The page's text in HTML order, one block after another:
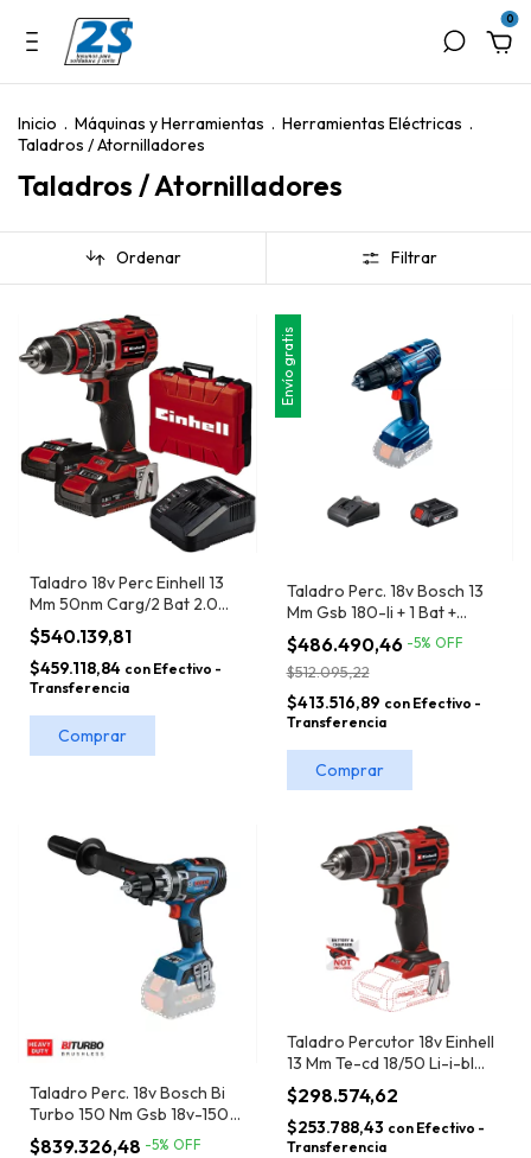
0
Inicio . Máquinas y Herramientas . Herramientas Eléctricas .
Taladros / Atornilladores
Taladros / Atornilladores
Ordenar Filtrar
Taladro 18v Perc Einhell 13
Mm 50nm Carg/2 Bat 2.0
Ah+mal Te-cd 18/50 Li-i Bl
Kit
$540.139,81
$459.118,84 con Efectivo -
Transferencia
Envío gratis
Taladro Perc. 18v Bosch 13
Mm Gsb 180-li + 1 Bat +
Cargador+ Maletín
$486.490,46 -5% OFF
$512.095,22
$413.516,89 con Efectivo -
Transferencia
Taladro Perc. 18v Bosch Bi
Turbo 150 Nm Gsb 18v-150
C C/maletin S/bat
$839.326,48 -5% OFF
Taladro Percutor 18v Einhell
13 Mm Te-cd 18/50 Li-i-bl
Solo 50nm
$298.574,62
$253.788,43 con Efectivo -
Transferencia